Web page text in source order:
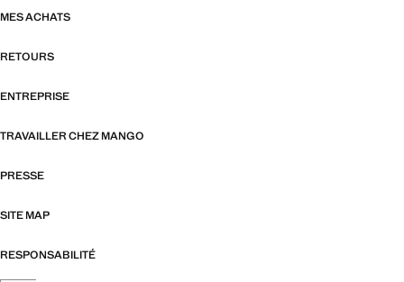
MES ACHATS
RETOURS
ENTREPRISE
TRAVAILLER CHEZ MANGO
PRESSE
SITE MAP
RESPONSABILITÉ